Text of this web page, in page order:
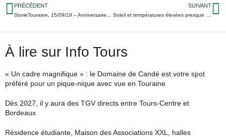
PRÉCÉDENT SUIVANT
À lire sur Info Tours
« Un cadre magnifique » : le Domaine de Candé est votre spot
préféré pour un pique-nique avec vue en Touraine
Dès 2027, il y aura des TGV directs entre Tours-Centre et
Bordeaux
Résidence étudiante, Maison des Associations XXL, halles